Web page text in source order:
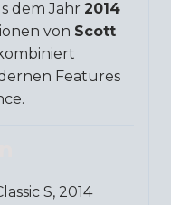
dem Jahr 2014
von Scott
Features
S, 2014